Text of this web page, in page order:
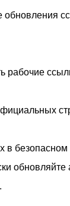
обновления
рабочие
в безопасном
обновляйте